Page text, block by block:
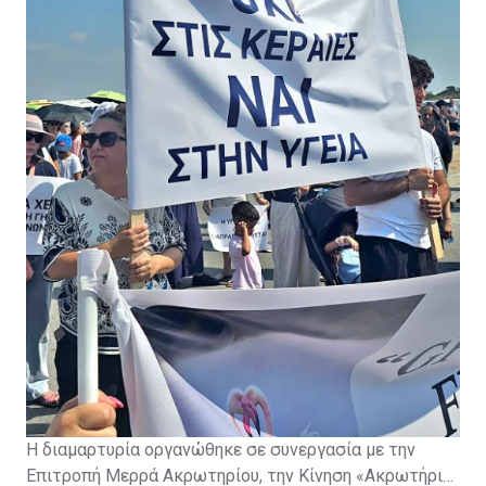
οποιαδήποτε περαιτέρω ανάπτυξη στρατιωτικών
Η διαμαρτυρία οργανώθηκε σε συνεργασία με την
Επιτροπή Μερρά Ακρωτηρίου, την Κίνηση «Ακρωτήρι